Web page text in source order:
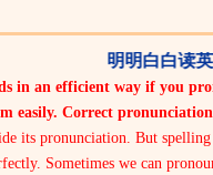
明明白白读
in an efficient way if you
easily. Correct
its pronunciation. But
Sometimes we can